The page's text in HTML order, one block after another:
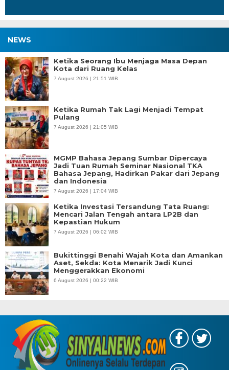
NEWS
Ketika Seorang Ibu Menjaga Masa Depan
Kota dari Ruang Kelas
7 August 2026 | 21:51 WIB
Ketika Rumah Tak Lagi Menjadi Tempat
Pulang
7 August 2026 | 21:05 WIB
MGMP Bahasa Jepang Sumbar Dipercaya
Jadi Tuan Rumah Seminar Nasional TKA
Bahasa Jepang, Hadirkan Pakar dari Jepang
dan Indonesia
7 August 2026 | 17:04 WIB
Ketika Investasi Tersandung Tata Ruang:
Mencari Jalan Tengah antara LP2B dan
Kepastian Hukum
7 August 2026 | 06:02 WIB
Bukittinggi Benahi Wajah Kota dan Amankan
Aset, Sekda: Kota Menarik Jadi Kunci
Menggerakkan Ekonomi
6 August 2026 | 00:22 WIB